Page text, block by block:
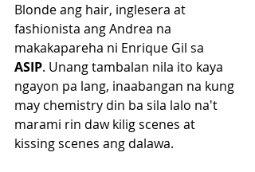
Blonde ang hair, inglesera at
fashionista ang Andrea na
makakapareha ni Enrique Gil sa
ASIP. Unang tambalan nila ito kaya
ngayon pa lang, inaabangan na kung
may chemistry din ba sila lalo na't
marami rin daw kilig scenes at
kissing scenes ang dalawa.